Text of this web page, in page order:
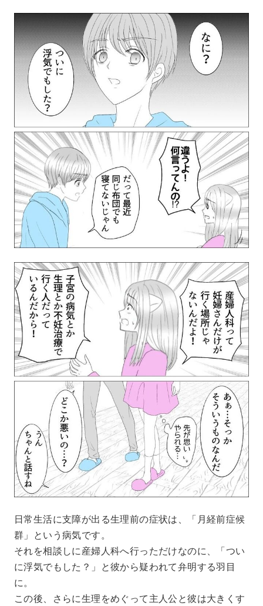
日常生活に支障が出る生理前の症状は、「月経前症候
群」という病気です。
それを相談しに産婦人科へ行っただけなのに、「つい
に浮気でもした？」と彼から疑われて弁明する羽目
に。
この後、さらに生理をめぐって主人公と彼は大きくす